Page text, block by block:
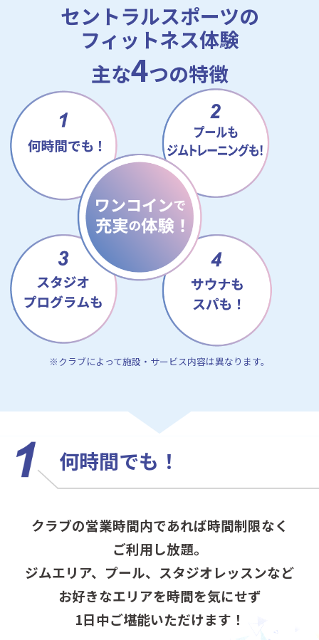
セントラルスポーツの
フィットネス体験
主な4つの特徴
※クラブによって施設・サービス内容は異なります。
何時間でも！
クラブの営業時間内であれば時間制限なく
ご利用し放題。
ジムエリア、プール、スタジオレッスンなど
お好きなエリアを時間を気にせず
1日中ご堪能いただけます！